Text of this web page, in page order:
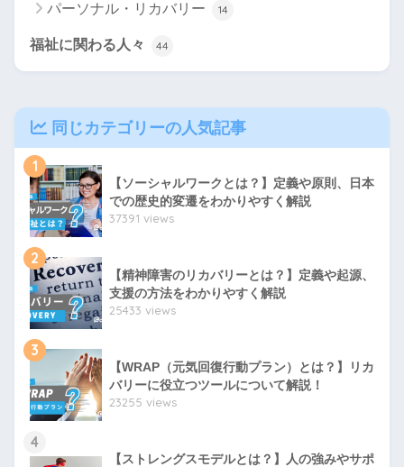
パーソナル・リカバリー 14
福祉に関わる人々 44
同じカテゴリーの人気記事
1
【ソーシャルワークとは？】定義や原則、日本
での歴史的変遷をわかりやすく解説
37391 views
2
【精神障害のリカバリーとは？】定義や起源、
支援の方法をわかりやすく解説
25433 views
3
【WRAP（元気回復行動プラン）とは？】リカ
バリーに役立つツールについて解説！
23255 views
4
【ストレングスモデルとは？】人の強みやサポ